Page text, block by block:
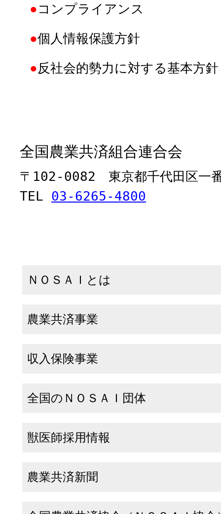
● コンプライアンス
●個人情報保護方針
●反社会的勢力に対する基本方針
全国農業共済組合連合会
〒102-0082 東京都千代田区一
TEL 03-6265-4800
ＮＯＳＡＩとは
農業共済事業
収入保険事業
全国のＮＯＳＡＩ団体
獣医師採用情報
農業共済新聞